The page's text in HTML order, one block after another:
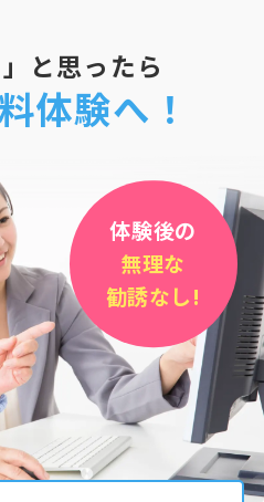
」と思ったら
体験へ！
体験後の
無理な
勧誘なし!